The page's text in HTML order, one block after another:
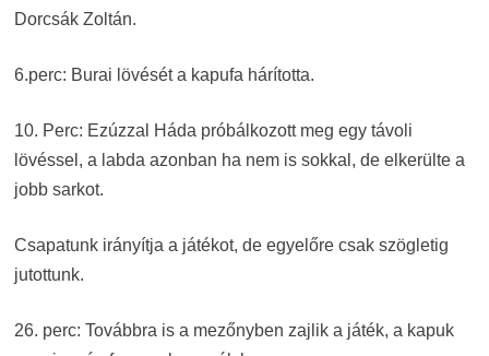
Dorcsák Zoltán.
6.perc: Burai lövését a kapufa hárította.
10. Perc: Ezúzzal Háda próbálkozott meg egy távoli
lövéssel, a labda azonban ha nem is sokkal, de elkerülte a
jobb sarkot.
Csapatunk irányítja a játékot, de egyelőre csak szögletig
jutottunk.
26. perc: Továbbra is a mezőnyben zajlik a játék, a kapuk